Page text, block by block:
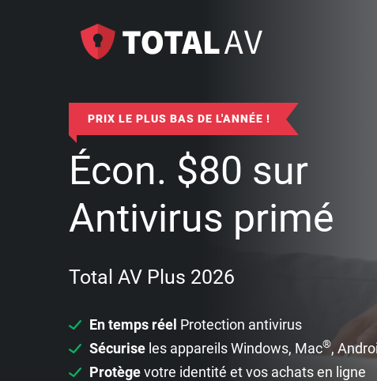
PRIX LE PLUS BAS DE L'ANNÉE !
Écon. $80 sur
Antivirus primé
Total AV Plus 2026
En temps réel Protection antivirus
Sécurise les appareils Windows, Mac®,
Protègevotre identité et vos achats en ligne